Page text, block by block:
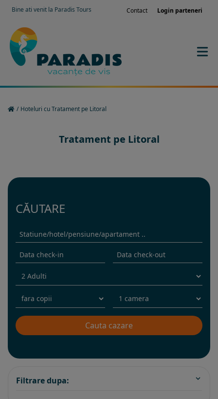
Bine ati venit la Paradis Tours Contact Login parteneri
/ Hoteluri cu Tratament pe Litoral
Tratament pe Litoral
CĂUTARE
Filtrare dupa: